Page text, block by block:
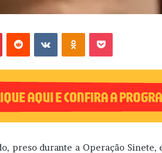
VK OK
preso durante a Operação